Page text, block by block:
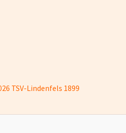
TSV-Lindenfels 1899